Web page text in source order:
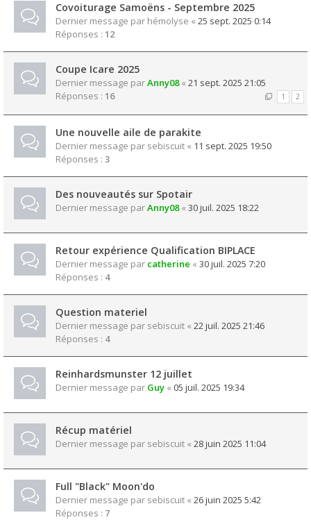
Covoiturage Samoëns - Septembre 2025
Dernier message par hémolyse « 25 sept. 2025 0:14
Réponses : 12
Coupe Icare 2025
Dernier message parAnny08« 21 sept. 2025 21:05
Réponses : 16 1 2
Une nouvelle aile de parakite
Dernier message par sebiscuit « 11 sept. 2025 19:50
Réponses : 3
Des nouveautés sur Spotair
Dernier message parAnny08« 30 juil. 2025 18:22
Retour expérience Qualification BIPLACE
Dernier message par catherine « 30 juil. 2025 7:20
Réponses : 4
Question materiel
Dernier message par sebiscuit « 22 juil. 2025 21:46
Réponses : 4
Reinhardsmunster 12 juillet
Dernier message par Guy « 05 juil. 2025 19:34
Récup matériel
Dernier message par sebiscuit « 28 juin 2025 11:04
Full "Black" Moon'do
Dernier message par sebiscuit « 26 juin 2025 5:42
Réponses : 7